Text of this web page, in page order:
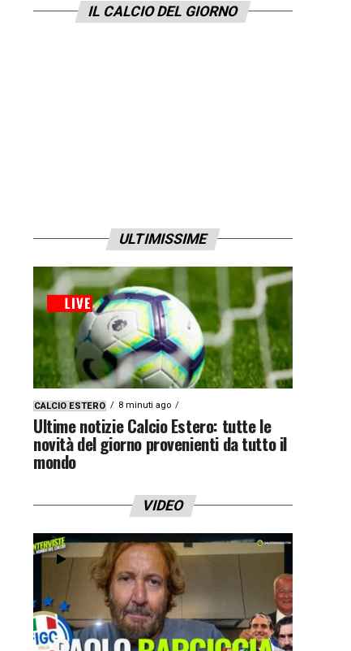
IL CALCIO DEL GIORNO
ULTIMISSIME
CALCIO ESTERO 8 minuti ago
Ultime notizie Calcio Estero: tutte le
novità del giorno provenienti da tutto il
mondo
VIDEO